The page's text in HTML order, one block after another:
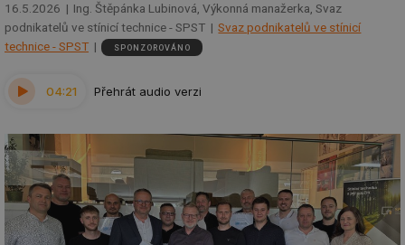
16.5.2026
Ing. Štěpánka Lubinová, Výkonná manažerka, Svaz
podnikatelů ve stínicí technice - SPST
Svaz podnikatelů ve stínicí
technice - SPST
SPONZOROVÁNO
04:21 Přehrát audio verzi